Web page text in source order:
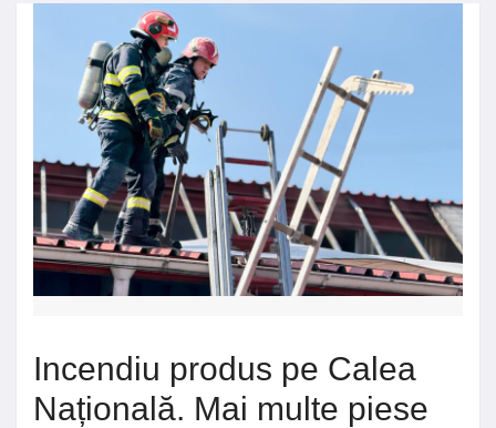
Incendiu produs pe Calea
Națională. Mai multe piese